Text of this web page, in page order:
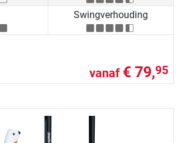
Swingverhouding
vanaf € 79,95